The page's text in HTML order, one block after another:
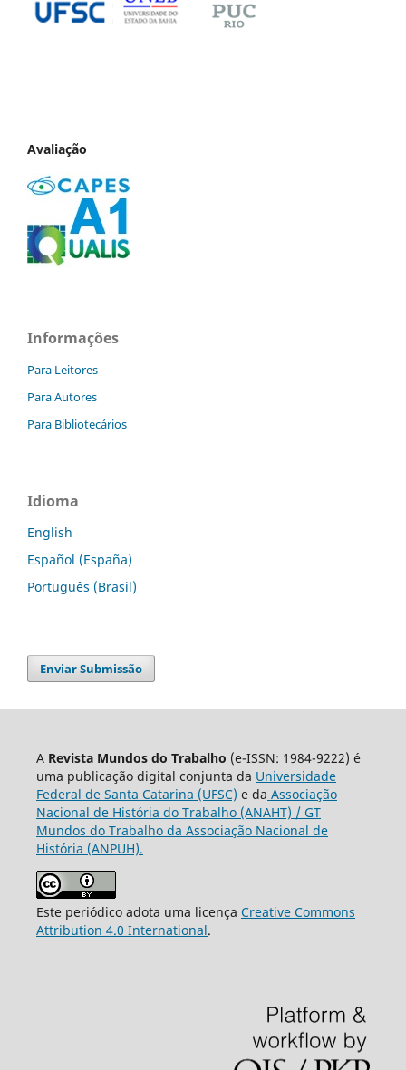
Avaliação
Informações
Para Leitores
Para Autores
Para Bibliotecários
Idioma
English
Español (España)
Português (Brasil)
Enviar Submissão
A Revista Mundos do Trabalho (e-ISSN: 1984-9222) é
uma publicação digital conjunta da Universidade
Federal de Santa Catarina (UFSC) e da Associação
Nacional de História do Trabalho (ANAHT) / GT
Mundos do Trabalho da Associação Nacional de
História (ANPUH).
Este periódico adota uma licença Creative Commons
Attribution 4.0 International.